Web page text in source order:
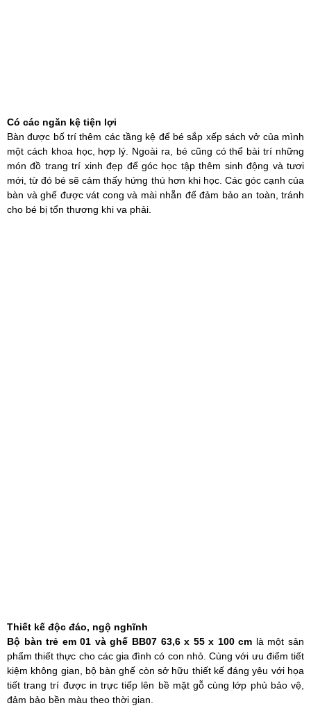
Có các ngăn kệ tiện lợi
Bàn được bố trí thêm các tầng kệ để bé sắp xếp sách vở của mình
một cách khoa học, hợp lý. Ngoài ra, bé cũng có thể bài trí những
món đồ trang trí xinh đẹp để góc học tập thêm sinh động và tươi
mới, từ đó bé sẽ cảm thấy hứng thú hơn khi học. Các góc cạnh của
bàn và ghế được vát cong và mài nhẵn để đảm bảo an toàn, tránh
cho bé bị tổn thương khi va phải.
Thiết kế độc đáo, ngộ nghĩnh
Bộ bàn trẻ em 01 và ghế BB07 63,6 x 55 x 100 cm là một sản
phẩm thiết thực cho các gia đình có con nhỏ. Cùng với ưu điểm tiết
kiệm không gian, bộ bàn ghế còn sở hữu thiết kế đáng yêu với họa
tiết trang trí được in trực tiếp lên bề mặt gỗ cùng lớp phủ bảo vệ,
đảm bảo bền màu theo thời gian.